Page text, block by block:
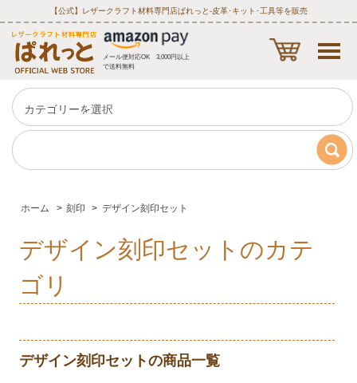
【公式】レザークラフト材料専門店ぱれっと‐皮革･キット･工具等を販売
メール便対応OK 3,000円以上
で送料無料
ホーム > 刻印 > デザイン刻印セット
デザイン刻印セットのカテ
ゴリ
デザイン刻印セットの商品一覧